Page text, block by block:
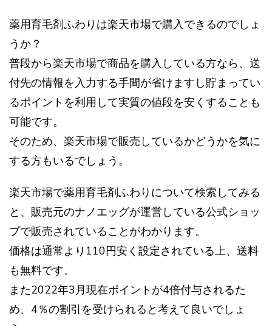
薬用育毛剤ふわりは楽天市場で購入できるのでしょ
うか？
普段から楽天市場で商品を購入している方なら、送
付先の情報を入力する手間が省けますし貯まってい
るポイントを利用して実質の値段を安くすることも
可能です。
そのため、楽天市場で販売しているかどうかを気に
する方もいるでしょう。
楽天市場で薬用育毛剤ふわりについて検索してみる
と、販売元のナノエッグが運営している公式ショッ
プで販売されていることがわかります。
価格は通常より110円安く設定されている上、送料
も無料です。
また2022年3月現在ポイントが4倍付与されるた
め、4％の割引を受けられると考えて良いでしょ